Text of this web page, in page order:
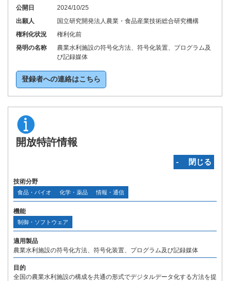
公開日
2024/10/25
出願人
国立研究開発法人農業・食品産業技術総合研究機構
権利化状況
権利化前
発明の名称
農業水利施設の符号化方法、符号化装置、プログラム及
び記録媒体
登録者への連絡はこちら
開放特許情報
‐ 閉じる
技術分野
食品・バイオ 化学・薬品 情報・通信
機能
制御・ソフトウェア
適用製品
農業水利施設の符号化方法、符号化装置、プログラム及び記録媒体
目的
全国の農業水利施設の構成を共通の形式でデジタルデータ化する方法を提